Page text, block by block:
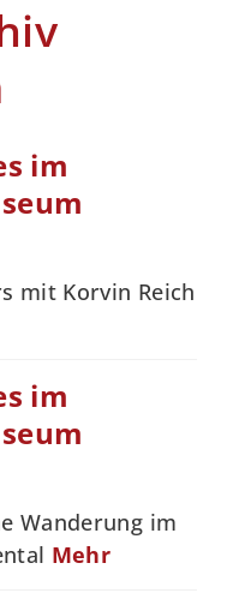
im
mit Korvin Reich
im
Wanderung im
Mehr